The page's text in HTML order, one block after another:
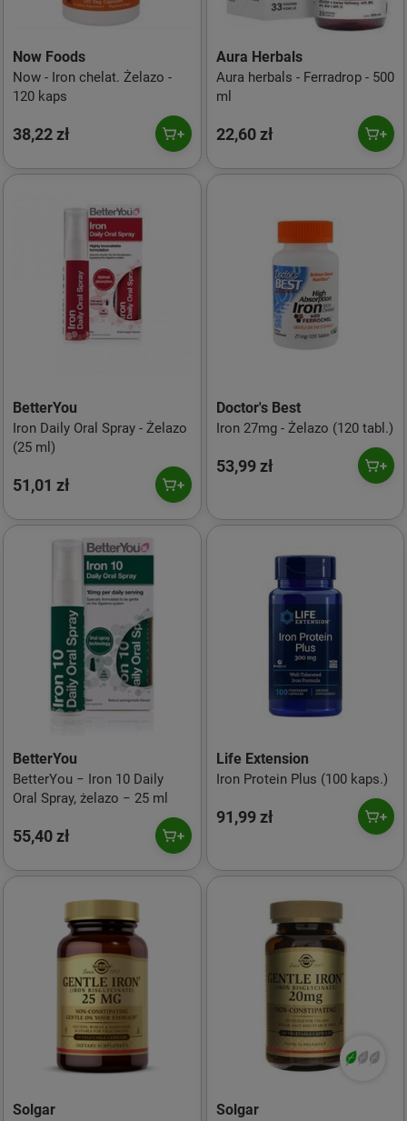
Now Foods
Now - Iron chelat. Żelazo -
120 kaps
38,22 zł
Aura Herbals
Aura herbals - Ferradrop - 500
ml
22,60 zł
BetterYou
Iron Daily Oral Spray - Żelazo
(25 ml)
51,01 zł
Doctor's Best
Iron 27mg - Żelazo (120 tabl.)
53,99 zł
BetterYou
BetterYou − Iron 10 Daily
Oral Spray, żelazo − 25 ml
55,40 zł
Life Extension
Iron Protein Plus (100 kaps.)
91,99 zł
Solgar Solgar